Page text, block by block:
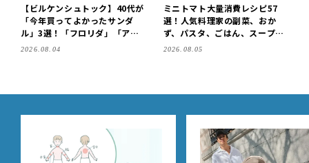
【ビルケンシュトック】40代が
「今年買ってよかったサンダ
ル」3選！「フロリダ」「アリ
ゾナ」の履き心地＆サイズ選び
2026.08.04
ミニトマト大量消費レシピ57
選！人気料理家の副菜、おか
ず、パスタ、ごはん、スープま
で【保存版】
2026.08.05